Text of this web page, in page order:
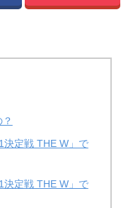
決定戦 THE W」で
決定戦 THE W」で